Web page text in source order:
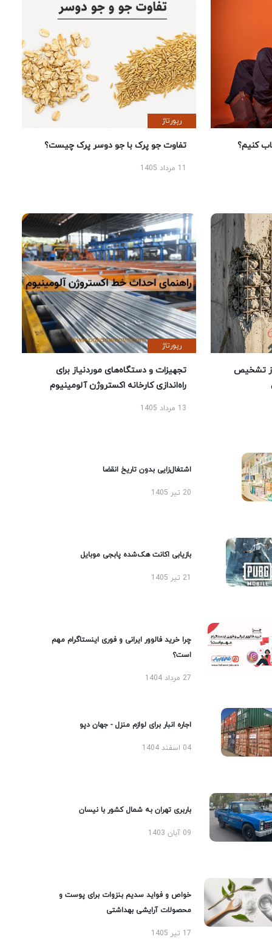
کنیم؟
رپورتاژ
تفاوت جو پرک با جو دوسر پرک چیست؟
تشخیص
رپورتاژ
تجهیزات و دستگاه‌های موردنیاز برای
راه‌اندازی کارخانه اکستروژن آلومینیوم
13 مرداد 1405
اشتغال‌زایی بدون تاریخ انقضا
20 تیر 1405
بازیابی اکانت هک‌شده پابجی موبایل
چرا خرید فالوور ایرانی و فوری اینستاگرام مهم
است؟
27 مرداد 1404
اجاره انبار برای لوازم منزل - جهان دپو
04 اسفند 1404
باربری تهران به شمال کشور با نیسان
09 آبان 1403
خواص و فواید سدیم بنزوات برای پوست و
محصولات آرایشی بهداشتی
17 تیر 1405